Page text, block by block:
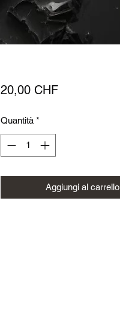
20,00 CHFPrezzo
Quantità *
Aggiungi al carrello